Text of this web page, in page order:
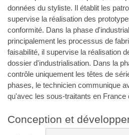
données du styliste. Il établit les
supervise la réalisation des
conformité. Dans la phase
principalement les processus de
faisabilité, il supervise la réalisation
dossier d'industrialisation. Dans la
contrôle uniquement les têtes de
phases, le technicien communique
qu'avec les sous-traitants en France
Conception et